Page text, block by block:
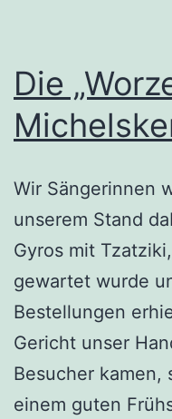
Die
Wir Sängerinnen
unserem Stand
Gyros mit
gewartet wurde
Bestellungen
Gericht unser
Besucher kamen,
einem guten